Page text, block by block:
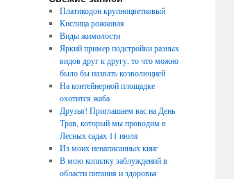
Платикодон крупноцветковый
Кислица рожковая
Виды жимолости
Яркий пример подстройки разных
видов друг к другу, то что можно
было бы назвать коэволюцией
На контейнерной площадке
охотится жаба
Друзья! Приглашаем вас на День
Трав, который мы проводим в
Лесных садах 11 июля
Из моих ненаписанных книг
В мою копилку заблуждений в
области питания и здоровья